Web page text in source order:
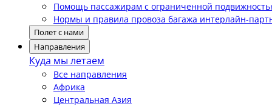
Помощь пассажирам с ограниченной
Нормы и правила провоза багажа интерлайн-
Полет с нами
Направления
Куда мы летаем
Все направления
Африка
Центральная Азия